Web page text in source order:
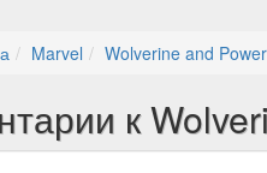
Marvel Wolverine and
к